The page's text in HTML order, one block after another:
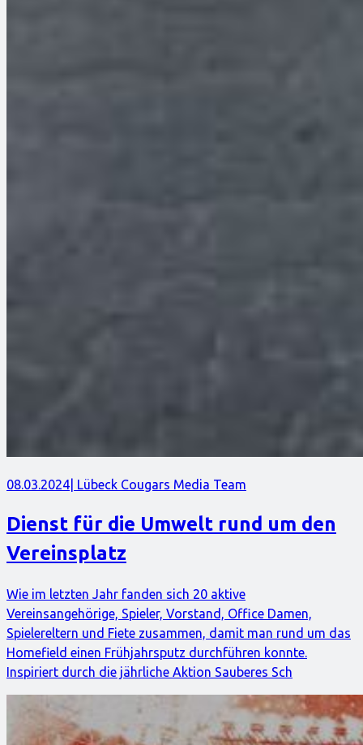
08.03.2024 | Lübeck Cougars Media Team
Dienst für die Umwelt rund um den
Vereinsplatz
Wie im letzten Jahr fanden sich 20 aktive
Vereinsangehörige, Spieler, Vorstand, Office Damen,
Spielereltern und Fiete zusammen, damit man rund um das
Homefield einen Frühjahrsputz durchführen konnte.
Inspiriert durch die jährliche Aktion Sauberes Sch